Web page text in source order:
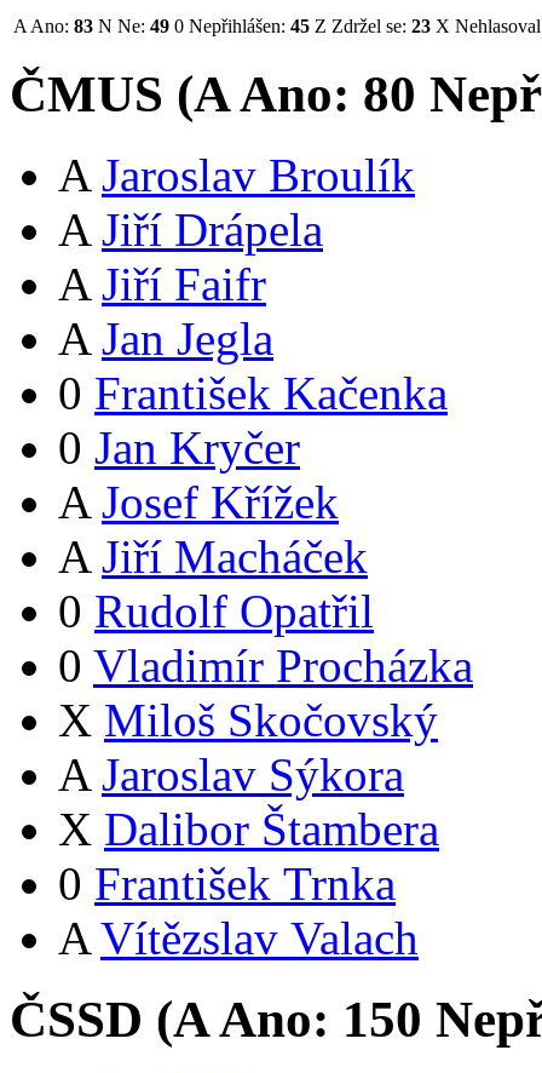
A Ano: 83 N Ne: 49 0 Nepřihlášen: 45 Z Zdržel se: 23 X Nehlasoval
ČMUS (AAno: 80
A Jaroslav Broulík
A Jiří Drápela
A Jiří Faifr
A Jan Jegla
0 František Kačenka
0 Jan Kryčer
A Josef Křížek
A Jiří Macháček
0 Rudolf Opatřil
0 Vladimír Procházka
X Miloš Skočovský
A Jaroslav Sýkora
X Dalibor Štambera
0 František Trnka
A Vítězslav Valach
ČSSD (AAno: 150